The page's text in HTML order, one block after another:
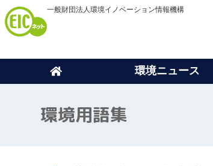
一般財団法人環境イノベーション情報機構
環境ニュース
環境用語集